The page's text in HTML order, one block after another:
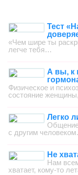
Тест
«Чем шире ты
легче тебя…
А вы, к
Физическое и
состояние
Легко
с другим
Не
Нам
хватает, кому-то